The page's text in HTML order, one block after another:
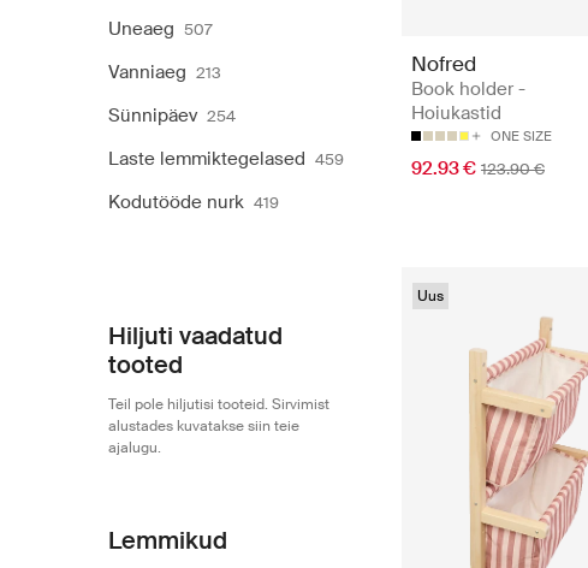
Uneaeg 507
Vanniaeg 213
Sünnipäev 254
Laste lemmiktegelased 459
Kodutööde nurk 419
Hiljuti vaadatud
tooted
Teil pole hiljutisi tooteid. Sirvimist
alustades kuvatakse siin teie
ajalugu.
Lemmikud
Nofred
Book holder -
Hoiukastid
ONE SIZE
92.93 € 123.90 €
Uus